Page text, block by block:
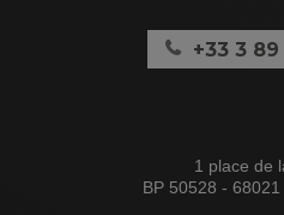
+33 3
1 place de
BP 50528 -